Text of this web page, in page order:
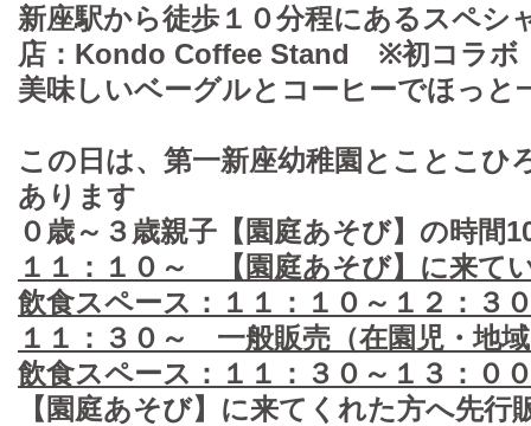
新座駅から徒歩１０分程にあるスペシ
店：Kondo Coffee Stand ※初コラボ
美味しいベーグルとコーヒーでほっと
この日は、第一新座幼稚園とことこひ
あります
０歳～３歳親子【園庭あそび】の時間
１１：１０～ 【園庭あそび】に来て
飲食スペース：１１：１０～１２：３
１１：３０～ 一般販売（在園児・地
飲食スペース：１１：３０～１３：０
【園庭あそび】に来てくれた方へ先行